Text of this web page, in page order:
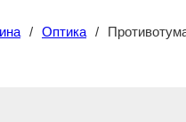
/ Оптика /